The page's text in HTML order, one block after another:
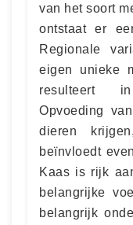
van het soort
ontstaat er
Regionale
eigen unieke
resulteert
Opvoeding
dieren
beïnvloedt
Kaas is rijk
belangrijke
belangrijk